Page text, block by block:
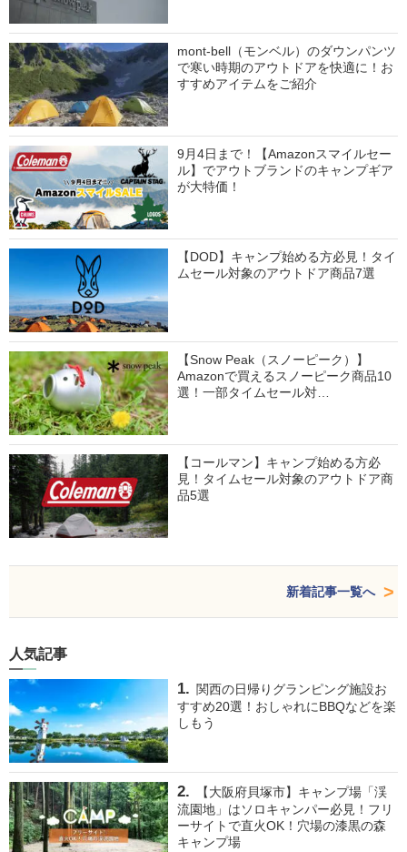
mont-bell（モンベル）のダウンパンツ
で寒い時期のアウトドアを快適に！お
すすめアイテムをご紹介
9月4日まで！【Amazonスマイルセー
ル】でアウトブランドのキャンプギア
が大特価！
【DOD】キャンプ始める方必見！タイ
ムセール対象のアウトドア商品7選
【Snow Peak（スノーピーク）】
Amazonで買えるスノーピーク商品10
選！一部タイムセール対…
【コールマン】キャンプ始める方必
見！タイムセール対象のアウトドア商
品5選
新着記事一覧へ
人気記事
関西の日帰りグランピング施設お
すすめ20選！おしゃれにBBQなどを楽
しもう
【大阪府貝塚市】キャンプ場「渓
流園地」はソロキャンパー必見！フリ
ーサイトで直火OK！穴場の漆黒の森
キャンプ場